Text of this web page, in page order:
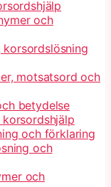
och
korsordslösning
motsatsord och
betydelse
och förklaring
och
och